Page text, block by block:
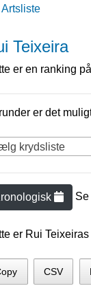
Teixeira
er en ranking
er det
krydsliste
er Rui
CSV